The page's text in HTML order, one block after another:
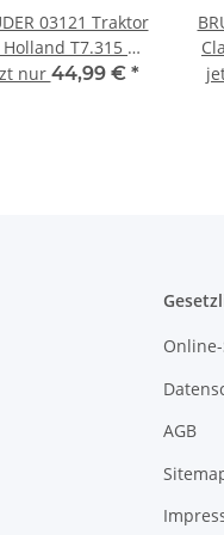
03121 Traktor
T7.315 mit
Profi-Serie
nur 44,99 € *
AGB